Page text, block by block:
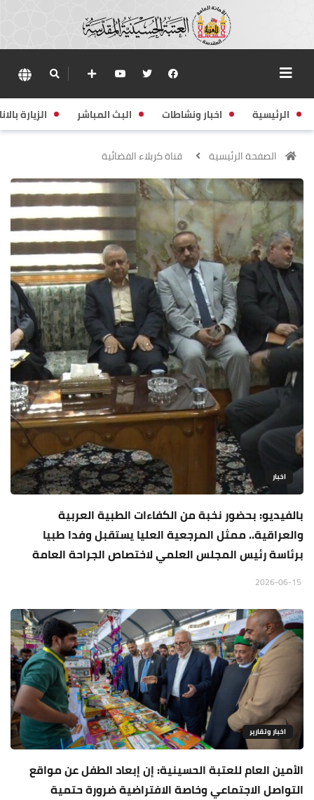
الرئيسية اخبار ونشاطات البث المباشر الزيارة
الصفحة الرئيسية قناة كربلاء الفضائية
اخبار
بالفيديو: بحضور نخبة من الكفاءات الطبية العربية
والعراقية.. ممثل المرجعية العليا يستقبل وفدا طبيا
برئاسة رئيس المجلس العلمي لاختصاص الجراحة العامة
اخبار وتقارير
الأمين العام للعتبة الحسينية: إن إبعاد الطفل عن مواقع
التواصل الاجتماعي وخاصة الافتراضية ضرورة حتمية